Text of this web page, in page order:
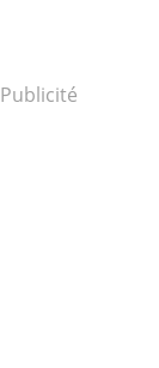
Publicité